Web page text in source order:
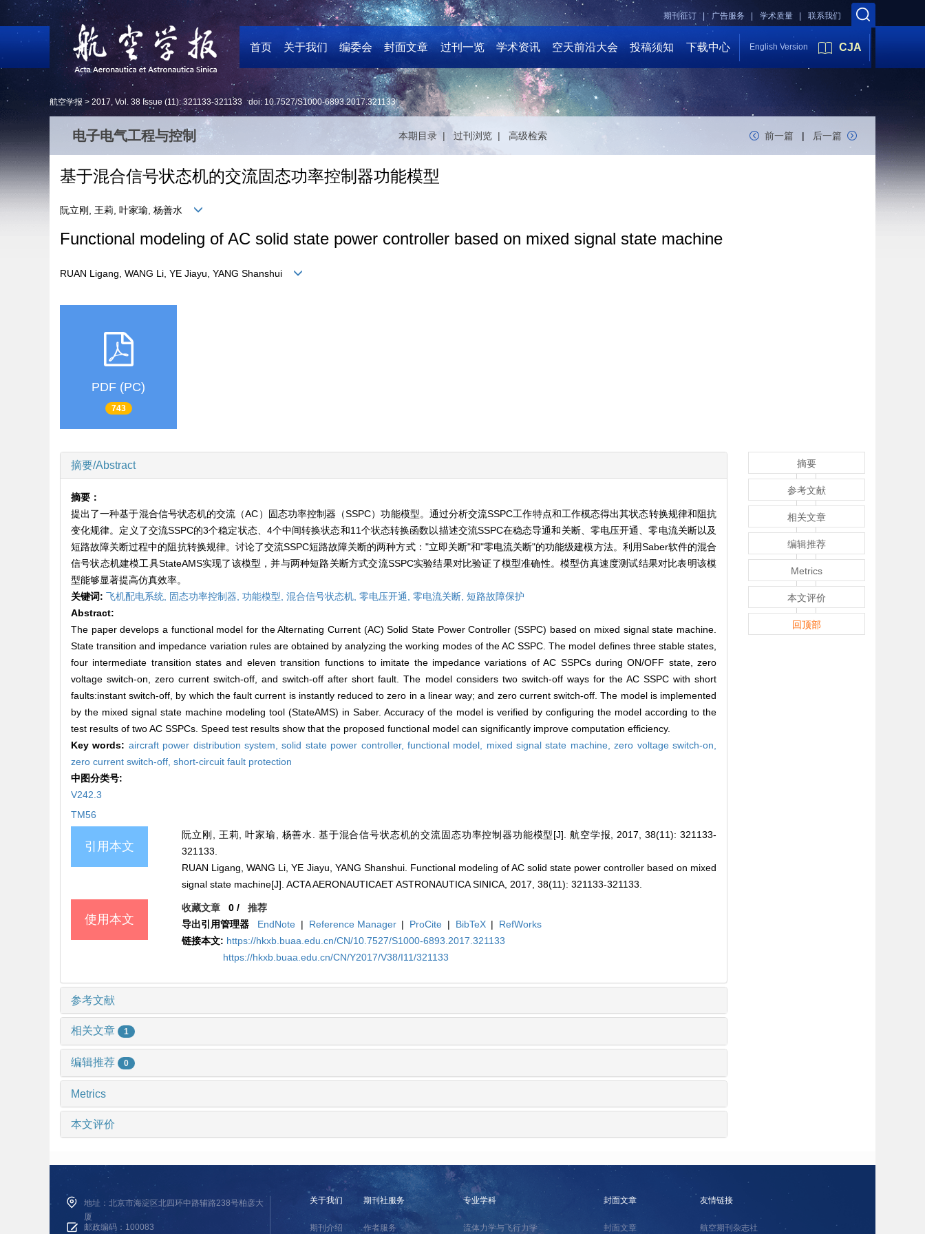
联系我们
学术质量 |
广告服务 |
期刊征订 |
首页 关于我们 编委会 封面文章 过刊一览 学术资讯 空天前沿大会 投稿须知 下载中心 English Version CJA
航空学报 > 2017, Vol. 38 Issue (11): 321133-321133 doi: 10.7527/S1000-6893.2017.321133
电子电气工程与控制 本期目录 | 过刊浏览 | 高级检索 前一篇 | 后一篇
基于混合信号状态机的交流固态功率控制器功能模型
阮立刚, 王莉, 叶家瑜, 杨善水
Functional modeling of AC solid state power controller based on mixed signal state machine
RUAN Ligang, WANG Li, YE Jiayu, YANG Shanshui
PDF (PC)
743
摘要/Abstract
摘要：
提出了一种基于混合信号状态机的交流（AC）固态功率控制器（SSPC）功能模型。通过分析交流SSPC工作特点和工作模态得出其状态转换规律和阻抗
变化规律。定义了交流SSPC的3个稳定状态、4个中间转换状态和11个状态转换函数以描述交流SSPC在稳态导通和关断、零电压开通、零电流关断以及
短路故障关断过程中的阻抗转换规律。讨论了交流SSPC短路故障关断的两种方式："立即关断"和"零电流关断"的功能级建模方法。利用Saber软件的混合
信号状态机建模工具StateAMS实现了该模型，并与两种短路关断方式交流SSPC实验结果对比验证了模型准确性。模型仿真速度测试结果对比表明该模
型能够显著提高仿真效率。
关键词: 飞机配电系统, 固态功率控制器, 功能模型, 混合信号状态机, 零电压开通, 零电流关断, 短路故障保护
Abstract:
The paper develops a functional model for the Alternating Current (AC) Solid State Power Controller (SSPC) based on mixed signal state machine.
State transition and impedance variation rules are obtained by analyzing the working modes of the AC SSPC. The model defines three stable states,
four intermediate transition states and eleven transition functions to imitate the impedance variations of AC SSPCs during ON/OFF state, zero
voltage switch-on, zero current switch-off, and switch-off after short fault. The model considers two switch-off ways for the AC SSPC with short
faults:instant switch-off, by which the fault current is instantly reduced to zero in a linear way; and zero current switch-off. The model is implemented
by the mixed signal state machine modeling tool (StateAMS) in Saber. Accuracy of the model is verified by configuring the model according to the
test results of two AC SSPCs. Speed test results show that the proposed functional model can significantly improve computation efficiency.
Key words: aircraft power distribution system,solid state power controller, functional model, mixed signal state machine,zero voltage switch-on,
zero current switch-off, short-circuit fault protection
中图分类号:
V242.3
TM56
引用本文
阮立刚, 王莉, 叶家瑜, 杨善水. 基于混合信号状态机的交流固态功率控制器功能模型[J]. 航空学报, 2017, 38(11): 321133-
321133.
RUAN Ligang, WANG Li, YE Jiayu, YANG Shanshui. Functional modeling of AC solid state power controller based on mixed
signal state machine[J]. ACTA AERONAUTICAET ASTRONAUTICA SINICA, 2017, 38(11): 321133-321133.
使用本文
收藏文章 0 /推荐
导出引用管理器
EndNote | Reference Manager | ProCite | BibTeX |
RefWorks
链接本文: https://hkxb.buaa.edu.cn/CN/10.7527/S1000-6893.2017.321133
https://hkxb.buaa.edu.cn/CN/Y2017/V38/I11/321133
参考文献
相关文章 1
编辑推荐 0
Metrics
本文评价
摘要
参考文献
相关文章
编辑推荐
Metrics
本文评价
回顶部
地址：北京市海淀区北四环中路辅路238号柏彦大
厦
邮政编码：100083
关于我们
期刊介绍
期刊社服务
作者服务
专业学科
流体力学与飞行力学
封面文章
封面文章
友情链接
航空期刊杂志社